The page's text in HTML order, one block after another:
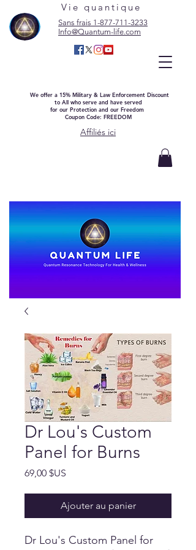
Vie quantique
Sans frais 1-877-711-3233
Info@Quantum-life.com
We offer a 15% Military & Law Enforcement Discount
to All who serve and have served
for our Protection and our Freedom
Coupon Code: FREEDOM
Affiliés ici
Dr Lou's Custom
Panel for Burns
69,00 $US
Ajouter au panier
Dr Lou's Custom Panel for